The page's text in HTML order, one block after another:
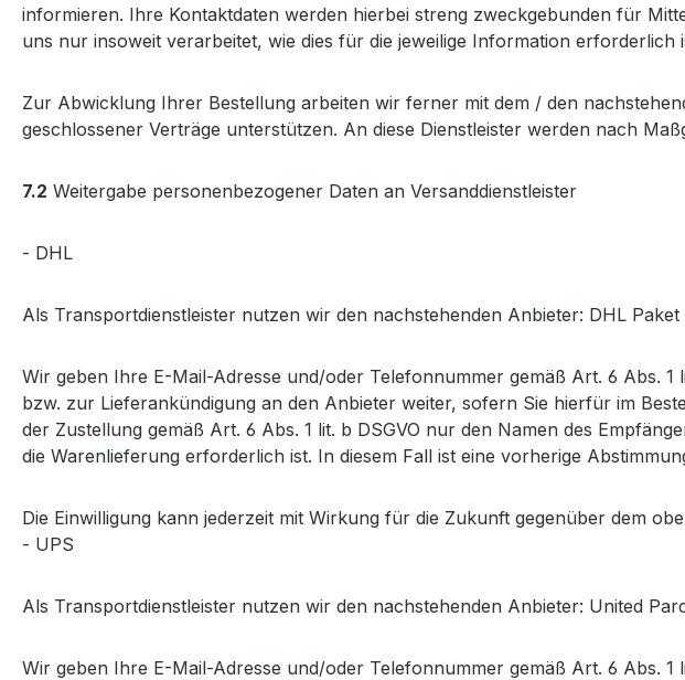
informieren. Ihre Kontaktdaten werden hierbei streng zweckgebunden für
uns nur insoweit verarbeitet, wie dies für die jeweilige Information erforderlich
Zur Abwicklung Ihrer Bestellung arbeiten wir ferner mit dem / den
geschlossener Verträge unterstützen. An diese Dienstleister werden nach
7.2 Weitergabe personenbezogener Daten an Versanddienstleister
- DHL
Als Transportdienstleister nutzen wir den nachstehenden Anbieter: DHL
Wir geben Ihre E-Mail-Adresse und/oder Telefonnummer gemäß Art. 6 Abs.
bzw. zur Lieferankündigung an den Anbieter weiter, sofern Sie hierfür im
der Zustellung gemäß Art. 6 Abs. 1 lit. b DSGVO nur den Namen des
die Warenlieferung erforderlich ist. In diesem Fall ist eine vorherige
Die Einwilligung kann jederzeit mit Wirkung für die Zukunft gegenüber dem
- UPS
Als Transportdienstleister nutzen wir den nachstehenden Anbieter: United
Wir geben Ihre E-Mail-Adresse und/oder Telefonnummer gemäß Art. 6 Abs.